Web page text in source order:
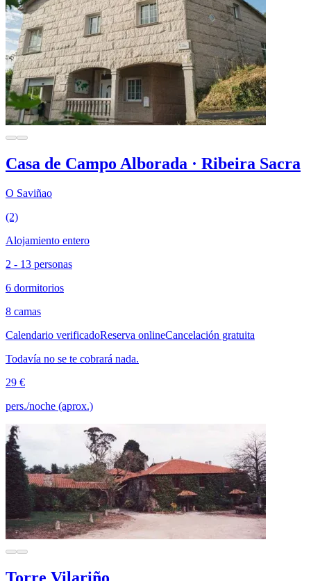
Casa de Campo Alborada · Ribeira Sacra
O Saviñao
(2)
Alojamiento entero
2 - 13 personas
6 dormitorios
8 camas
Calendario verificadoReserva onlineCancelación gratuita
Todavía no se te cobrará nada.
29 €
pers./noche (aprox.)
Torre Vilariño